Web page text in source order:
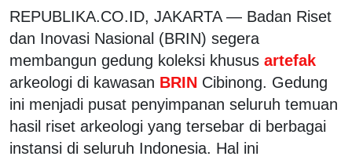
REPUBLIKA.CO.ID, JAKARTA — Badan Riset
dan Inovasi Nasional (BRIN) segera
membangun gedung koleksi khusus artefak
arkeologi di kawasan BRIN Cibinong. Gedung
ini menjadi pusat penyimpanan seluruh temuan
hasil riset arkeologi yang tersebar di berbagai
instansi di seluruh Indonesia. Hal ini